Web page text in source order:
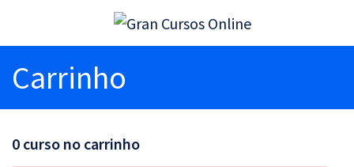
Carrinho
0 curso no carrinho